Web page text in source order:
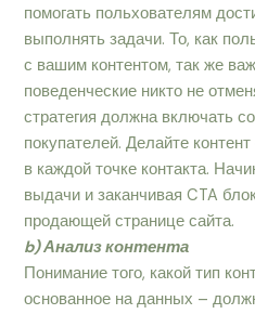
помогать польхователям
выполнять задачи. То, как
с вашим контентом, так же
поведенческие никто не
стратегия должна включать
покупателей. Делайте
в каждой точке контакта.
выдачи и заканчивая CTA
продающей странице сайта.
b) Анализ контента
Понимание того, какой тип
основанное на данных –